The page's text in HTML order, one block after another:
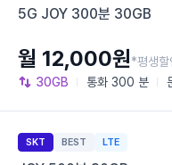
5G JOY 300분 30GB
30GB 통화 300 분
월 12,000원*평생할
SKT BEST LTE